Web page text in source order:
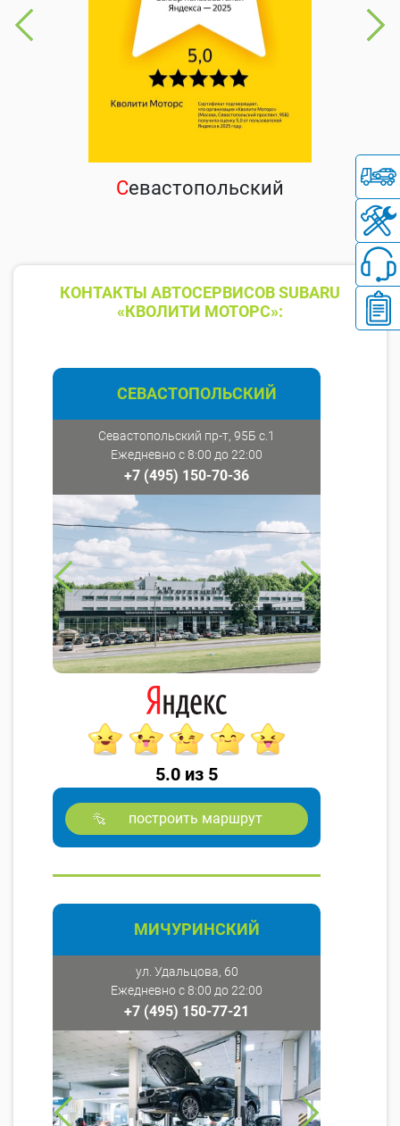
Севастопольский
КОНТАКТЫ АВТОСЕРВИСОВ SUBARU
«КВОЛИТИ МОТОРС»:
СЕВАСТОПОЛЬСКИЙ
Севастопольский пр-т, 95Б с.1
Ежедневно с 8:00 до 22:00
+7 (495) 150-70-36
5.0 из 5
построить маршрут
МИЧУРИНСКИЙ
ул. Удальцова, 60
Ежедневно с 8:00 до 22:00
+7 (495) 150-77-21